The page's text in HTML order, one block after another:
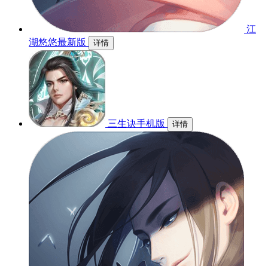
江
湖悠悠最新版
详情
三生诀手机版 详情